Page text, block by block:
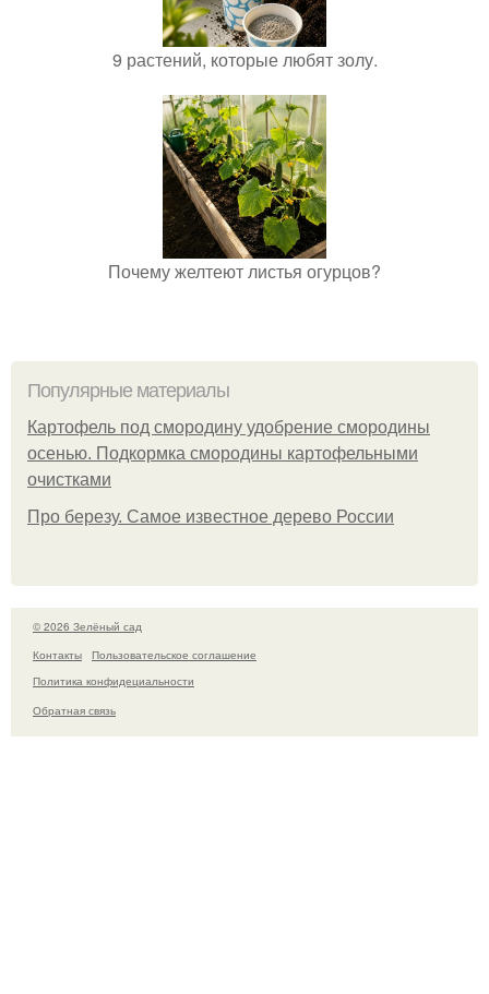
9 растений, которые любят золу.
Почему желтеют листья огурцов?
Популярные материалы
Картофель под смородину удобрение смородины
осенью. Подкормка смородины картофельными
очистками
Про березу. Самое известное дерево России
© 2026 Зелёный сад
Контакты
Пользовательское соглашение
Политика конфидециальности
Обратная связь